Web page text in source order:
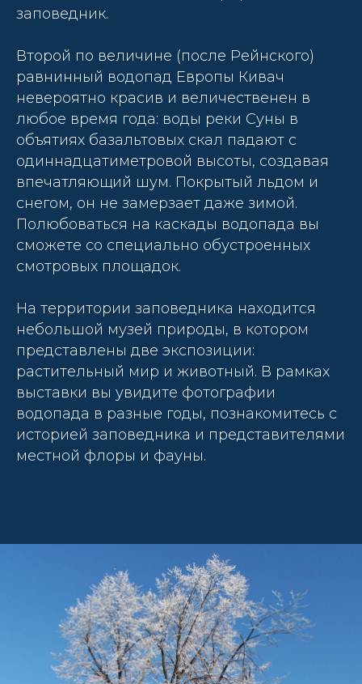
заповедник.
Второй по величине (после Рейнского)
равнинный водопад Европы Кивач
невероятно красив и величественен в
любое время года: воды реки Суны в
объятиях базальтовых скал падают с
одиннадцатиметровой высоты, создавая
впечатляющий шум. Покрытый льдом и
снегом, он не замерзает даже зимой.
Полюбоваться на каскады водопада вы
сможете со специально обустроенных
смотровых площадок.
На территории заповедника находится
небольшой музей природы, в котором
представлены две экспозиции:
растительный мир и животный. В рамках
выставки вы увидите фотографии
водопада в разные годы, познакомитесь с
историей заповедника и представителями
местной флоры и фауны.